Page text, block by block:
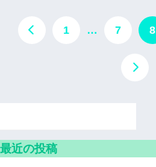
1 … 7 8
最近の投稿